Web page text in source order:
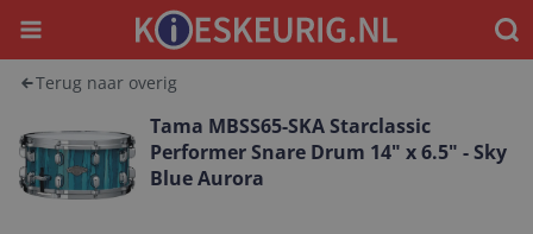
Menu
Terug naar overig
Tama MBSS65-SKA Starclassic
Performer Snare Drum 14" x 6.5" - Sky
Blue Aurora